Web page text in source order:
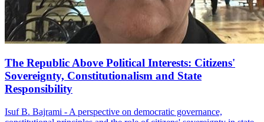
The Republic Above Political Interests: Citizens'
Sovereignty, Constitutionalism and State
Responsibility
Isuf B. Bajrami - A perspective on democratic governance,